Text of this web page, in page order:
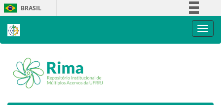
Skip
navigation
BRASIL